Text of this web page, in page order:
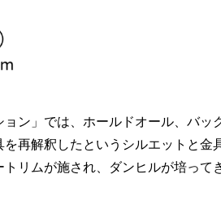
ン」では、ホールドオール、バ
再解釈したというシルエットと
リムが施され、ダンヒルが培っ